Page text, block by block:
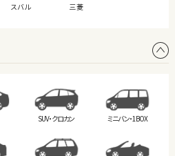
スバル 三菱
SUV・クロカン ミニバン・1BOX